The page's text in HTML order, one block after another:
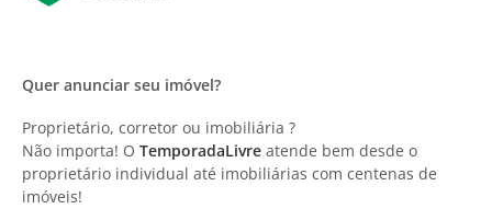
Quer anunciar seu imóvel?
Proprietário, corretor ou imobiliária ?
Não importa! O TemporadaLivre atende bem desde o
proprietário individual até imobiliárias com centenas de
imóveis!